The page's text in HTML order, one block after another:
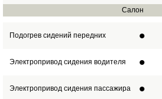
Салон
Подогрев сидений передних •
Электропривод сидения водителя •
Электропривод сидения пассажира •